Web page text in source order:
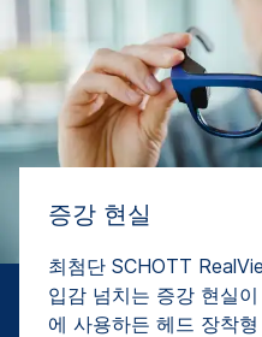
증강 현실
최첨단 SCHOTT
입감 넘치는 증강 현실
에 사용하든 헤드 장착